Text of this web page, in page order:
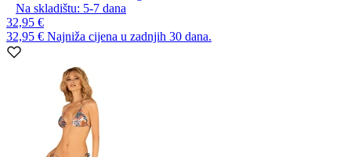
Na skladištu: 5-7 dana
32,95 €
32,95 € Najniža cijena u zadnjih 30 dana.